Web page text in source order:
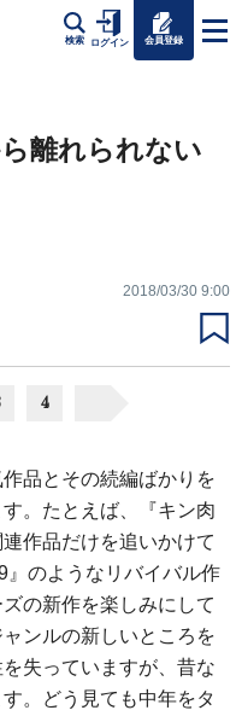
検索 ログイン 会員登録
離れられない
2018/03/30 9:00
4
品とその続編ばかりを
。たとえば、『キン肉
作品だけを追いかけて
』のようなリバイバル作
の新作を楽しみにして
ンルの新しいところを
失っていますが、昔な
。どう見ても中年をタ